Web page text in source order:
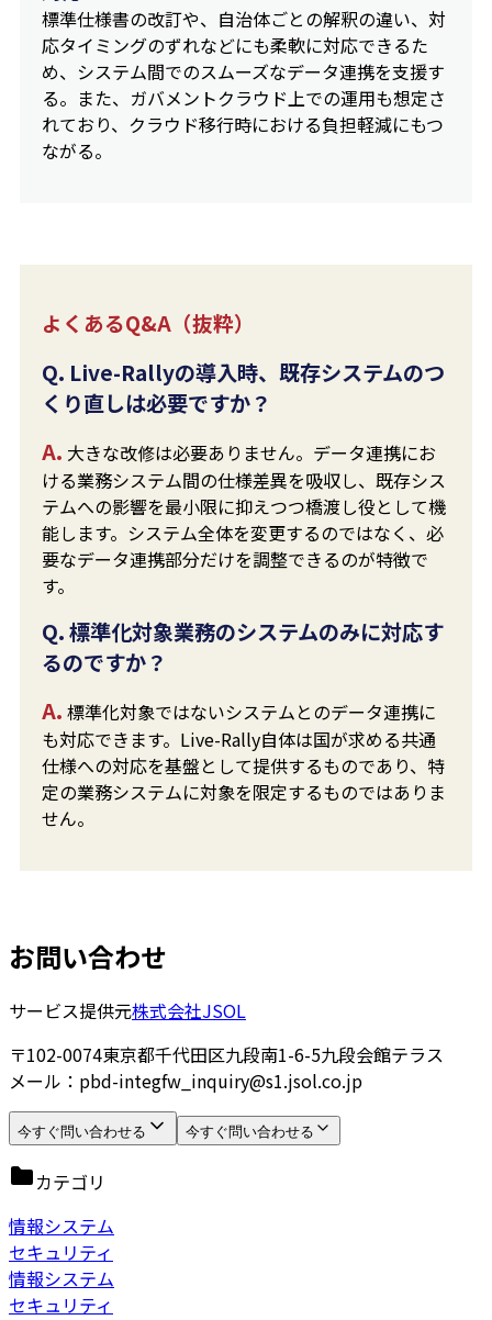
標準仕様書の改訂や、自治体ごとの解釈の違い、対
応タイミングのずれなどにも柔軟に対応できるた
め、システム間でのスムーズなデータ連携を支援す
る。また、ガバメントクラウド上での運用も想定さ
れており、クラウド移行時における負担軽減にもつ
ながる。
よくあるQ&A（抜粋）
Q. Live-Rallyの導入時、既存システムのつ
くり直しは必要ですか？
A. 大きな改修は必要ありません。データ連携にお
ける業務システム間の仕様差異を吸収し、既存シス
テムへの影響を最小限に抑えつつ橋渡し役として機
能します。システム全体を変更するのではなく、必
要なデータ連携部分だけを調整できるのが特徴で
す。
Q. 標準化対象業務のシステムのみに対応す
るのですか？
A. 標準化対象ではないシステムとのデータ連携に
も対応できます。Live-Rally自体は国が求める共通
仕様への対応を基盤として提供するものであり、特
定の業務システムに対象を限定するものではありま
せん。
お問い合わせ
サービス提供元株式会社JSOL
〒102-0074東京都千代田区九段南1-6-5九段会館テラス
メール：pbd-integfw_inquiry@s1.jsol.co.jp
今すぐ問い合わせる 今すぐ問い合わせる
カテゴリ
情報システム
セキュリティ
情報システム
セキュリティ